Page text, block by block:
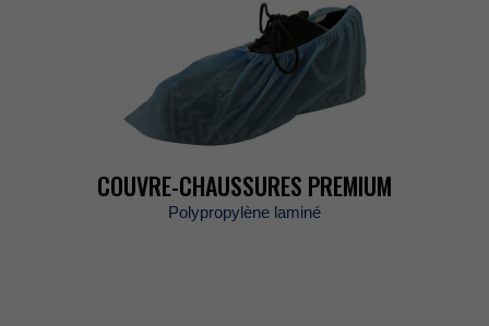
COUVRE-CHAUSSURESPREMIUM
Polypropylènelaminé